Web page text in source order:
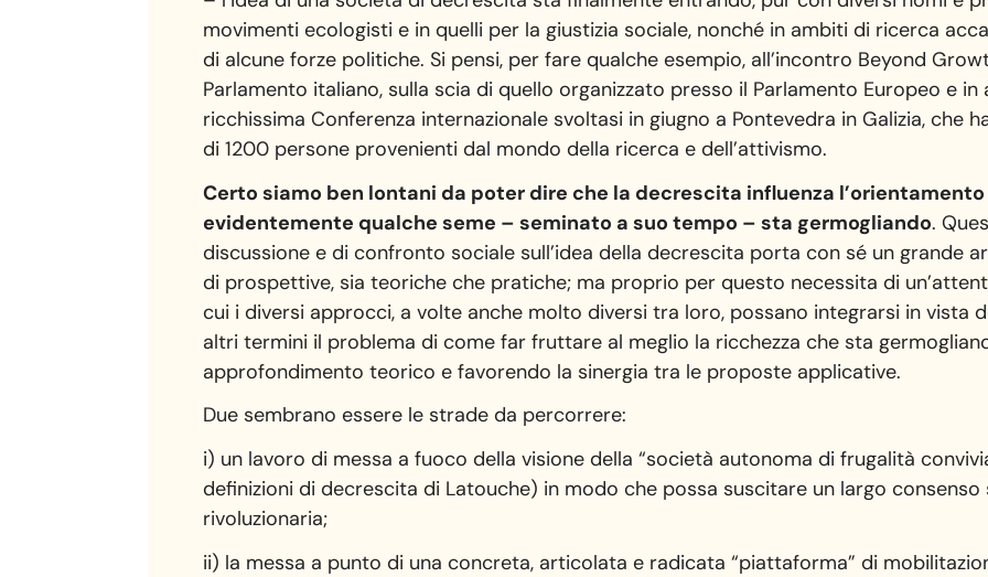
movimenti ecologisti e in quelli per la giustizia sociale, nonché in ambiti di ricerca
di alcune forze politiche. Si pensi, per fare qualche esempio, all’incontro Beyond
Parlamento italiano, sulla scia di quello organizzato presso il Parlamento Europeo e in
ricchissima Conferenza internazionale svoltasi in giugno a Pontevedra in Galizia, che
di 1200 persone provenienti dal mondo della ricerca e dell’attivismo.
Certo siamo ben lontani da poter dire che la decrescita influenza
evidentemente qualche seme – seminato a suo tempo – sta germogliando.
discussione e di confronto sociale sull’idea della decrescita porta con sé un grande
di prospettive, sia teoriche che pratiche; ma proprio per questo necessita di
cui i diversi approcci, a volte anche molto diversi tra loro, possano integrarsi in vista
altri termini il problema di come far fruttare al meglio la ricchezza che sta
approfondimento teorico e favorendo la sinergia tra le proposte applicative.
Due sembrano essere le strade da percorrere:
i) un lavoro di messa a fuoco della visione della “società autonoma di frugalità
definizioni di decrescita di Latouche) in modo che possa suscitare un largo consenso
rivoluzionaria;
ii) la messa a punto di una concreta, articolata e radicata “piattaforma” di